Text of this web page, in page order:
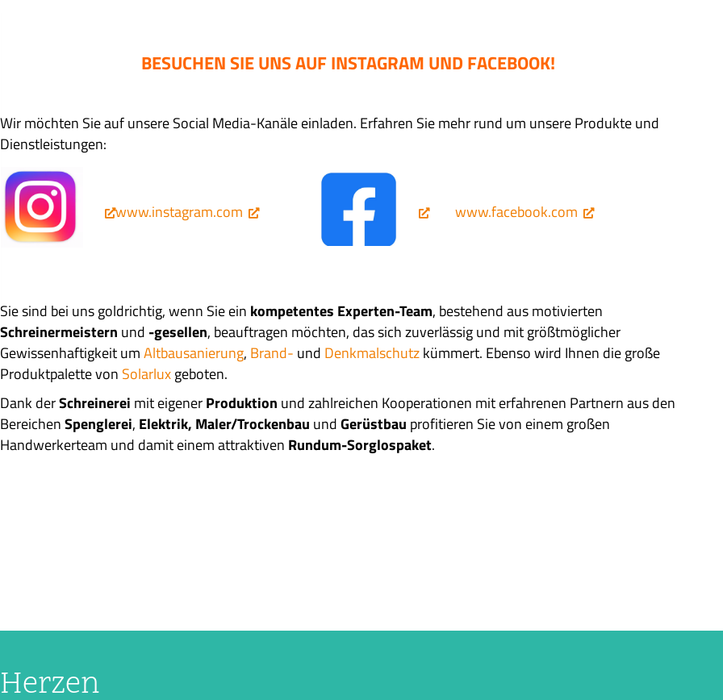
BESUCHEN SIE UNS AUF INSTAGRAM UND FACEBOOK!
Wir möchten Sie auf unsere Social Media-Kanäle einladen. Erfahren Sie mehr rund um unsere Produkte und
Dienstleistungen:
www.instagram.com www.facebook.com
Sie sind bei uns goldrichtig, wenn Sie ein kompetentes Experten-Team, bestehend aus motivierten
Schreinermeistern und -gesellen, beauftragen möchten, das sich zuverlässig und mit größtmöglicher
Gewissenhaftigkeit umAltbausanierung, Brand- und Denkmalschutzkümmert. Ebenso wird Ihnen die große
Produktpalette von Solarluxgeboten.
Dank derSchreinerei mit eigenerProduktion und zahlreichen Kooperationen mit erfahrenen Partnern aus den
BereichenSpenglerei, Elektrik, Maler/Trockenbau undGerüstbau profitieren Sie von einem großen
Handwerkerteam und damit einem attraktiven Rundum-Sorglospaket.